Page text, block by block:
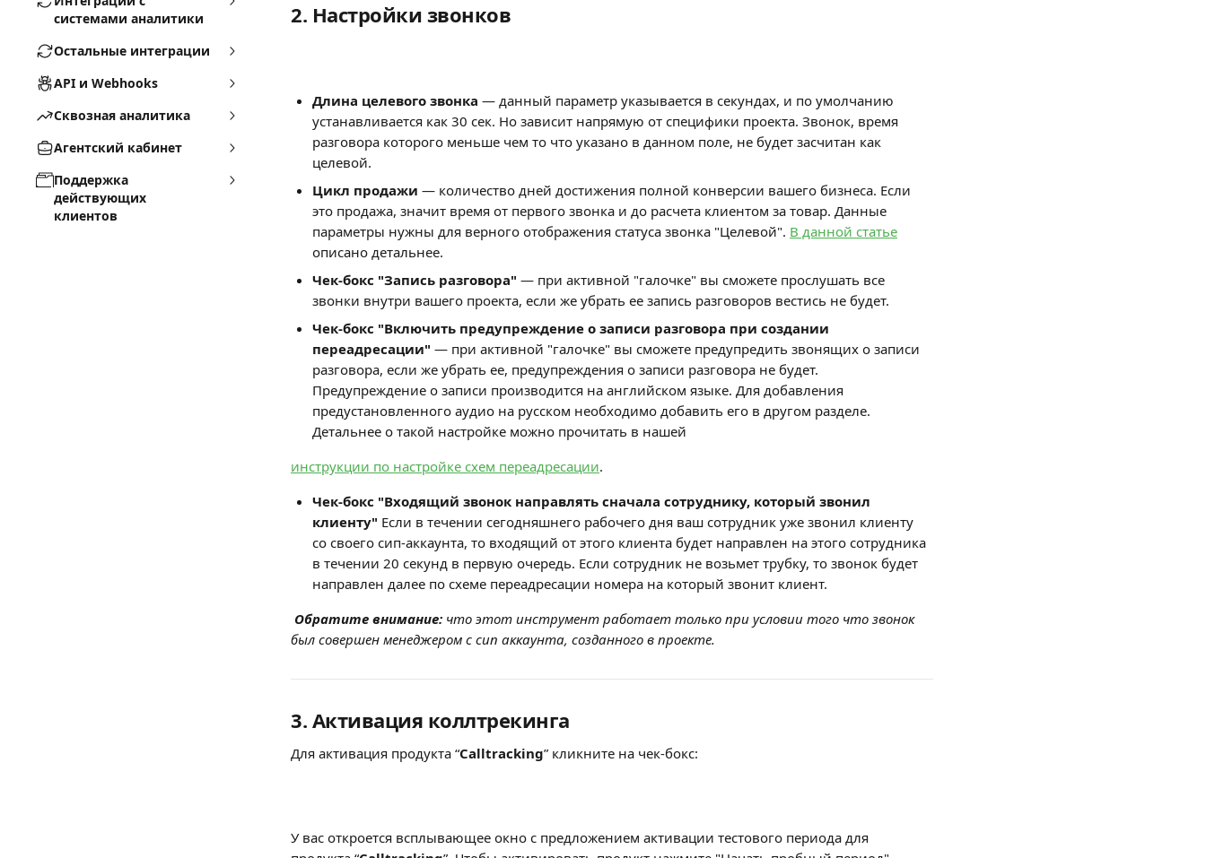
системами аналитики
Остальные интеграции
API и Webhooks
Сквозная аналитика
Агентский кабинет
Поддержка
действующих
клиентов
2. Настройки звонков
Длина целевого звонка — данный параметр указывается в секундах, и по умолчанию
устанавливается как 30 сек. Но зависит напрямую от специфики проекта. Звонок, время
разговора которого меньше чем то что указано в данном поле, не будет засчитан как
целевой.
Цикл продажи — количество дней достижения полной конверсии вашего бизнеса. Если
это продажа, значит время от первого звонка и до расчета клиентом за товар. Данные
параметры нужны для верного отображения статуса звонка "Целевой". В данной статье
описано детальнее.
Чек-бокс "Запись разговора" — при активной "галочке" вы сможете прослушать все
звонки внутри вашего проекта, если же убрать ее запись разговоров вестись не будет.
Чек-бокс "Включить предупреждение о записи разговора при создании
переадресации" — при активной "галочке" вы сможете предупредить звонящих о записи
разговора, если же убрать ее, предупреждения о записи разговора не будет.
Предупреждение о записи производится на английском языке. Для добавления
предустановленного аудио на русском необходимо добавить его в другом разделе.
Детальнее о такой настройке можно прочитать в нашей
инструкции по настройке схем переадресации.
Чек-бокс "Входящий звонок направлять сначала сотруднику, который звонил
клиенту" Если в течении сегодняшнего рабочего дня ваш сотрудник уже звонил клиенту
со своего сип-аккаунта, то входящий от этого клиента будет направлен на этого сотрудника
в течении 20 секунд в первую очередь. Если сотрудник не возьмет трубку, то звонок будет
направлен далее по схеме переадресации номера на который звонит клиент.
Обратите внимание: что этот инструмент работает только при условии того что звонок
был совершен менеджером с сип аккаунта, созданного в проекте.
3. Активация коллтрекинга
Для активация продукта “Calltracking” кликните на чек-бокс:
У вас откроется всплывающее окно с предложением активации тестового периода для